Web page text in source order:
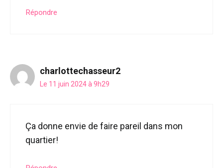
Répondre
charlottechasseur2
Le 11 juin 2024 à 9h29
Ça donne envie de faire pareil dans mon
quartier!